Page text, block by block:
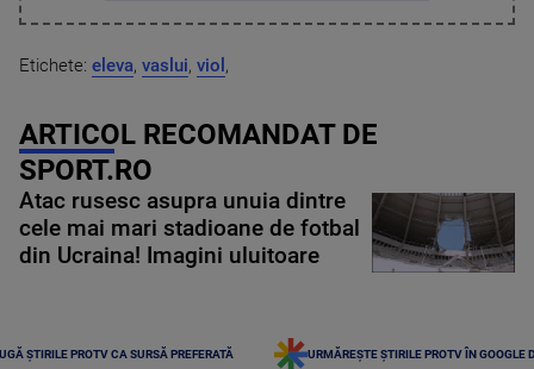
Etichete: eleva, vaslui, viol ,
ARTICOL RECOMANDAT DE
SPORT.RO
Atac rusesc asupra unuia dintre
cele mai mari stadioane de fotbal
din Ucraina! Imagini uluitoare
ȘTIRILE PROTV CA SURSĂ PREFERATĂ URMĂREȘTE ȘTIRILE PROTV ÎN GOOGLE